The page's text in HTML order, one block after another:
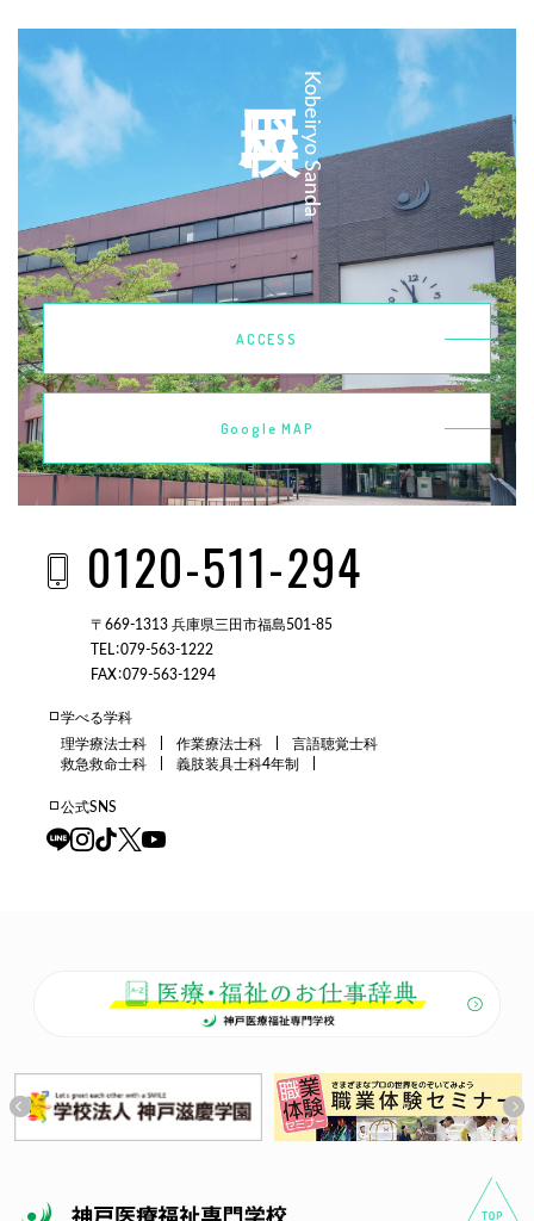
Kobeiryo Sanda
ACCESS
Google MAP
0120-511-294
〒669-1313 兵庫県三田市福島501-85
TEL：079-563-1222
FAX：079-563-1294
学べる学科
理学療法士科
作業療法士科
言語聴覚士科
救急救命士科
義肢装具士科4年制
公式SNS